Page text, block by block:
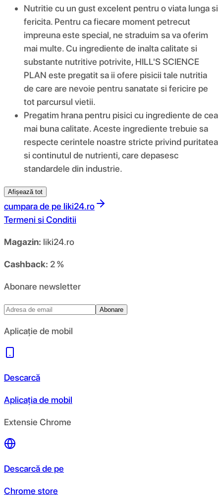
Nutritie cu un gust excelent pentru o viata lunga si
fericita. Pentru ca fiecare moment petrecut
impreuna este special, ne straduim sa va oferim
mai multe. Cu ingrediente de inalta calitate si
substante nutritive potrivite, HILL'S SCIENCE
PLAN este pregatit sa ii ofere pisicii tale nutritia
de care are nevoie pentru sanatate si fericire pe
tot parcursul vietii.
Pregatim hrana pentru pisici cu ingrediente de cea
mai buna calitate. Aceste ingrediente trebuie sa
respecte cerintele noastre stricte privind puritatea
si continutul de nutrienti, care depasesc
standardele din industrie.
Afișează tot
cumpara de pe liki24.ro
Termeni si Conditii
Magazin: liki24.ro
Cashback: 2 %
Abonare newsletter
Abonare
Aplicație de mobil
Descarcă
Aplicația de mobil
Extensie Chrome
Descarcă de pe
Chrome store